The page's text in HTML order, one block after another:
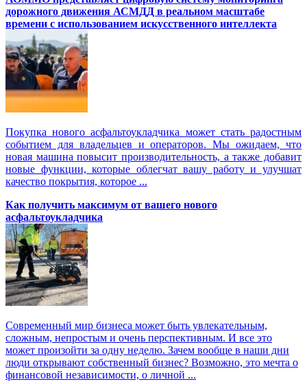
дорожного движения АСМДД в реальном масштабе
времени с использованием искусственного интеллекта
Покупка нового асфальтоукладчика может стать радостным
событием для владельцев и операторов. Мы ожидаем, что
новая машина повысит производительность, а также добавит
новые функции, которые облегчат вашу работу и улучшат
качество покрытия, которое ...
Как получить максимум от вашего нового
асфальтоукладчика
Современный мир бизнеса может быть увлекательным,
сложным, непростым и очень перспективным. И все это
может произойти за одну неделю. Зачем вообще в наши дни
люди открывают собственный бизнес? Возможно, это мечта о
финансовой независимости, о личной ...